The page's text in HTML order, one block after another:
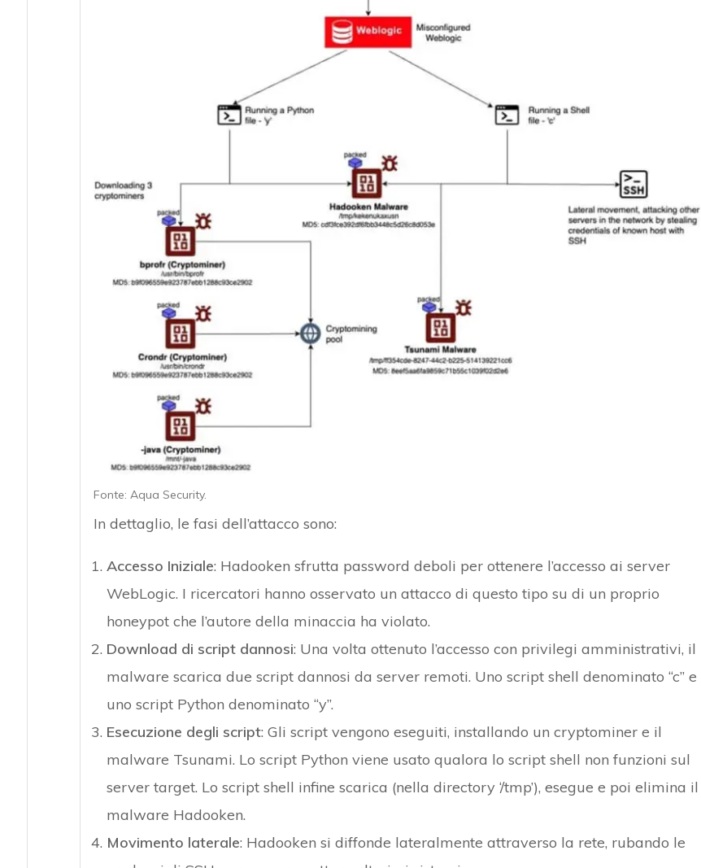
Fonte: Aqua Security.
In dettaglio, le fasi dell’attacco sono:
Accesso Iniziale: Hadooken sfrutta password deboli per ottenere l’accesso ai server
WebLogic. I ricercatori hanno osservato un attacco di questo tipo su di un proprio
honeypot che l’autore della minaccia ha violato.
Download di script dannosi: Una volta ottenuto l’accesso con privilegi amministrativi, il
malware scarica due script dannosi da server remoti. Uno script shell denominato “c” e
uno script Python denominato “y”.
Esecuzione degli script: Gli script vengono eseguiti, installando un cryptominer e il
malware Tsunami. Lo script Python viene usato qualora lo script shell non funzioni sul
server target. Lo script shell infine scarica (nella directory ‘/tmp’), esegue e poi elimina il
malware Hadooken.
Movimento laterale: Hadooken si diffonde lateralmente attraverso la rete, rubando le